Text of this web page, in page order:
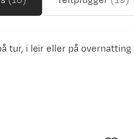
i leir eller på